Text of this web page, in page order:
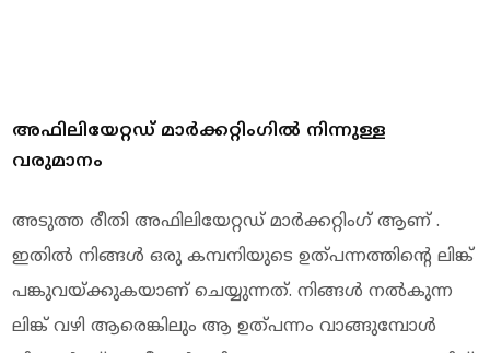
അഫിലിയേറ്റഡ് മാര്‍ക്കറ്റിംഗില്‍ നിന്നുള്ള
വരുമാനം
അടുത്ത രീതി അഫിലിയേറ്റഡ് മാര്‍ക്കറ്റിംഗ് ആണ് .
ഇതില്‍ നിങ്ങള്‍ ഒരു കമ്പനിയുടെ ഉത്പന്നത്തിന്റെ ലിങ്ക്
പങ്കുവയ്ക്കുകയാണ് ചെയ്യുന്നത്. നിങ്ങള്‍ നല്‍കുന്ന
ലിങ്ക് വഴി ആരെങ്കിലും ആ ഉത്പന്നം വാങ്ങുമ്പോള്‍